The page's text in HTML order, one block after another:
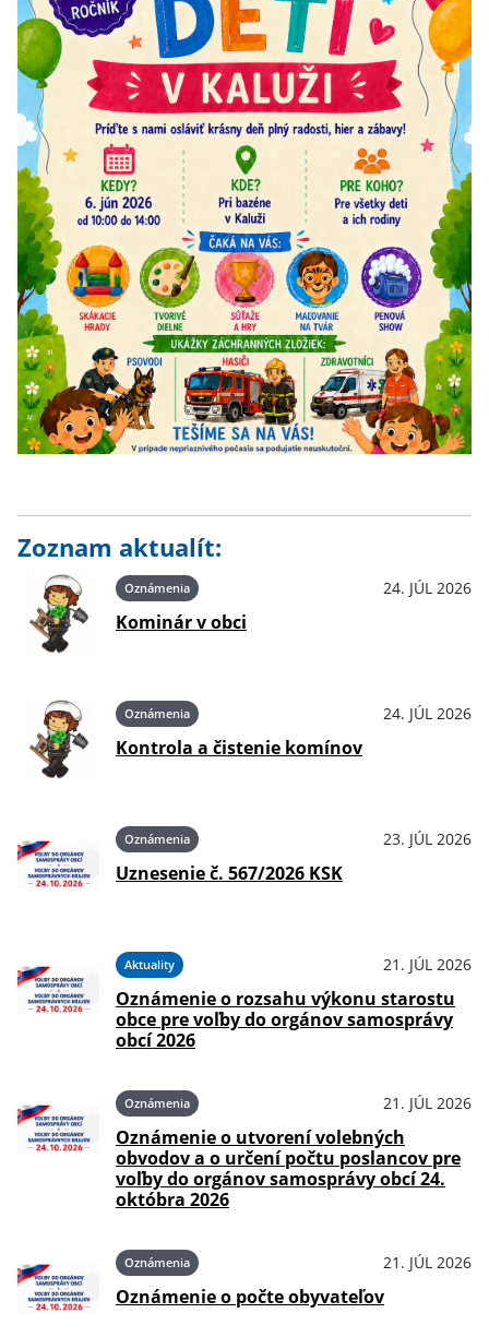
Zoznam aktualít:
Oznámenia 24. JÚL 2026
Kominár v obci
Oznámenia 24. JÚL 2026
Kontrola a čistenie komínov
Oznámenia 23. JÚL 2026
Uznesenie č. 567/2026 KSK
Aktuality 21. JÚL 2026
Oznámenie o rozsahu výkonu starostu
obce pre voľby do orgánov samosprávy
obcí 2026
Oznámenia 21. JÚL 2026
Oznámenie o utvorení volebných
obvodov a o určení počtu poslancov pre
voľby do orgánov samosprávy obcí 24.
októbra 2026
Oznámenia 21. JÚL 2026
Oznámenie o počte obyvateľov